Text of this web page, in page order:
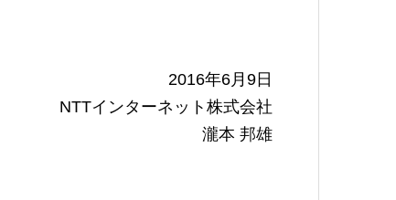
2016年6月9日
NTTインターネット株式会社
瀧本 邦雄